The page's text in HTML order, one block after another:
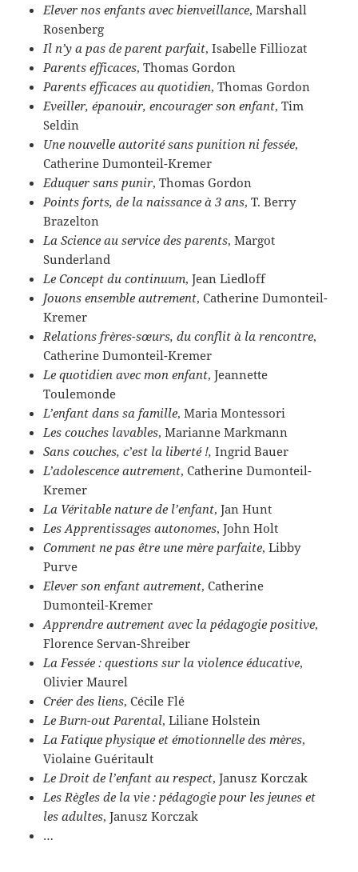
Elever nos enfants avec bienveillance, Marshall
Rosenberg
Il n’y a pas de parent parfait, Isabelle Filliozat
Parents efficaces, Thomas Gordon
Parents efficaces au quotidien, Thomas Gordon
Eveiller, épanouir, encourager son enfant, Tim
Seldin
Une nouvelle autorité sans punition ni fessée,
Catherine Dumonteil-Kremer
Eduquer sans punir, Thomas Gordon
Points forts, de la naissance à 3 ans, T. Berry
Brazelton
La Science au service des parents, Margot
Sunderland
Le Concept du continuum, Jean Liedloff
Jouons ensemble autrement, Catherine Dumonteil-
Kremer
Relations frères-sœurs, du conflit à la rencontre,
Catherine Dumonteil-Kremer
Le quotidien avec mon enfant, Jeannette
Toulemonde
L’enfant dans sa famille, Maria Montessori
Les couches lavables, Marianne Markmann
Sans couches, c’est la liberté !, Ingrid Bauer
L’adolescence autrement, Catherine Dumonteil-
Kremer
La Véritable nature de l’enfant, Jan Hunt
Les Apprentissages autonomes, John Holt
Comment ne pas être une mère parfaite, Libby
Purve
Elever son enfant autrement, Catherine
Dumonteil-Kremer
Apprendre autrement avec la pédagogie positive,
Florence Servan-Shreiber
La Fessée : questions sur la violence éducative,
Olivier Maurel
Créer des liens, Cécile Flé
Le Burn-out Parental, Liliane Holstein
La Fatique physique et émotionnelle des mères,
Violaine Guéritault
Le Droit de l’enfant au respect, Janusz Korczak
Les Règles de la vie : pédagogie pour les jeunes et
les adultes, Janusz Korczak
…